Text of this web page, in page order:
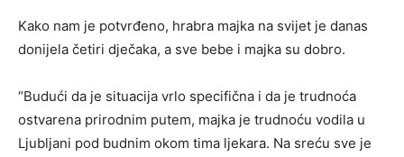
Kako nam je potvrđeno, hrabra majka na svijet je danas
donijela četiri dječaka, a sve bebe i majka su dobro.
“Budući da je situacija vrlo specifična i da je trudnoća
ostvarena prirodnim putem, majka je trudnoću vodila u
Ljubljani pod budnim okom tima ljekara. Na sreću sve je